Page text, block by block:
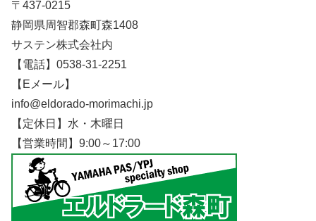
〒437-0215
静岡県周智郡森町森1408
サステン株式会社内
【電話】0538-31-2251
【Eメール】
info@eldorado-morimachi.jp
【定休日】水・木曜日
【営業時間】9:00～17:00